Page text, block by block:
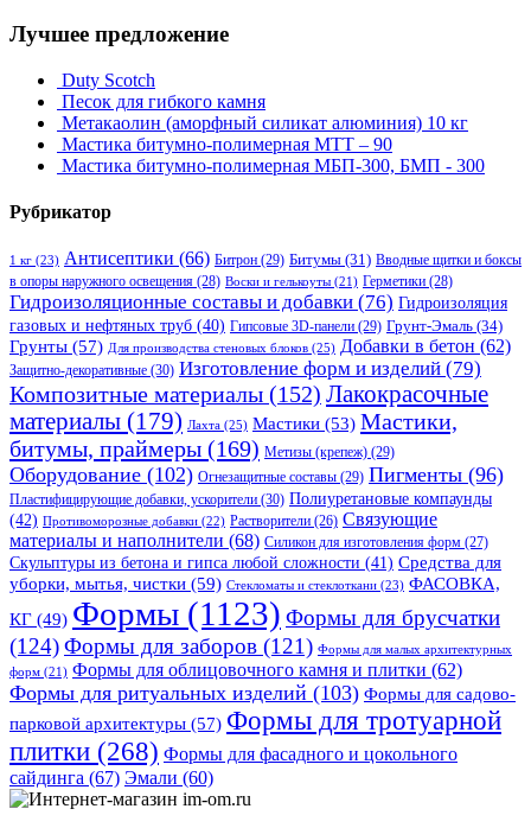
Лучшее предложение
Duty Scotch
Песок для гибкого камня
Метакаолин (аморфный силикат алюминия) 10 кг
Мастика битумно-полимерная МТТ – 90
Мастика битумно-полимерная МБП-300, БМП - 300
Рубрикатор
1 кг (23) Антисептики (66) Битрон (29) Битумы (31) Вводные щитки и боксы
в опоры наружного освещения (28) Воски и гелькоуты (21) Герметики (28)
Гидроизоляционные составы и добавки (76) Гидроизоляция
газовых и нефтяных труб (40) Гипсовые 3D-панели (29) Грунт-Эмаль (34)
Грунты (57) Для производства стеновых блоков (25) Добавки в бетон (62)
Защитно-декоративные (30) Изготовление форм и изделий (79)
Композитные материалы (152) Лакокрасочные
материалы (179) Лахта (25) Мастики (53) Мастики,
битумы, праймеры (169) Метизы (крепеж) (29)
Оборудование (102) Огнезащитные составы (29) Пигменты (96)
Пластифицирующие добавки, ускорители (30) Полиуретановые компаунды
(42) Противоморозные добавки (22) Растворители (26) Связующие
материалы и наполнители (68) Силикон для изготовления форм (27)
Скульптуры из бетона и гипса любой сложности (41) Средства для
уборки, мытья, чистки (59) Стекломаты и стеклоткани (23) ФАСОВКА,
КГ (49) Формы (1123) Формы для брусчатки
(124)Формы для заборов (121) Формы для малых архитектурных
форм (21) Формы для облицовочного камня и плитки (62)
Формы для ритуальных изделий (103) Формы для садово-
парковой архитектуры (57) Формы для тротуарной
плитки (268) Формы для фасадного и цокольного
сайдинга (67) Эмали (60)